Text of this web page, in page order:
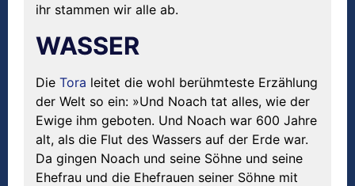
ihr stammen wir alle ab.
WASSER
Die Tora leitet die wohl berühmteste Erzählung
der Welt so ein: »Und Noach tat alles, wie der
Ewige ihm geboten. Und Noach war 600 Jahre
alt, als die Flut des Wassers auf der Erde war.
Da gingen Noach und seine Söhne und seine
Ehefrau und die Ehefrauen seiner Söhne mit